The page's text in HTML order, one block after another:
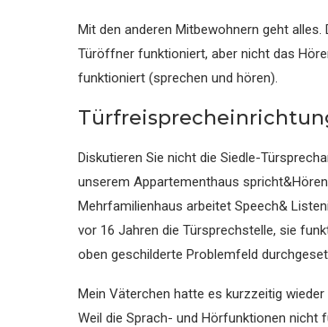
Mit den anderen Mitbewohnern geht
Türöffner funktioniert, aber nicht das
funktioniert (sprechen und hören).
Diskutieren Sie nicht die Siedle-
unserem Appartementhaus
Mehrfamilienhaus arbeitet Speech&
vor 16 Jahren die Türsprechstelle, sie
oben geschilderte Problemfeld
Mein Väterchen hatte es kurzzeitig
Weil die Sprach- und Hörfunktionen nicht